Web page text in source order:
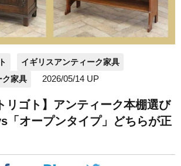
イギリスアンティーク家具
ク家具
2026/05/14 UP
リゴト】アンティーク本棚選び
「オープンタイプ」どちらが正